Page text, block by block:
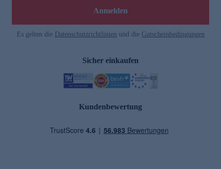
Anmelden
Es gelten die Datenschutzrichtlinien und die Gutscheinbedingungen
Sicher einkaufen
Kundenbewertung